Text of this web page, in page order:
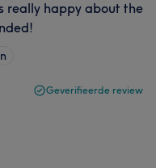
really happy about the
Geverifieerde review